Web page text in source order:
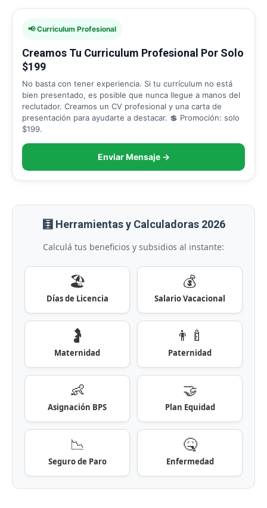
📢 Curriculum Profesional
Creamos Tu Curriculum Profesional Por Solo
$199
No basta con tener experiencia. Si tu currículum no está
bien presentado, es posible que nunca llegue a manos del
reclutador. Creamos un CV profesional y una carta de
presentación para ayudarte a destacar. 💲 Promoción: solo
$199.
Enviar Mensaje →
🧮 Herramientas y Calculadoras 2026
Calculá tus beneficios y subsidios al instante:
🏖️
Días de Licencia
💰
Salario Vacacional
🤰
Maternidad
👨‍🍼
Paternidad
👶
Asignación BPS
🤝
Plan Equidad
📉
Seguro de Paro
🤒
Enfermedad